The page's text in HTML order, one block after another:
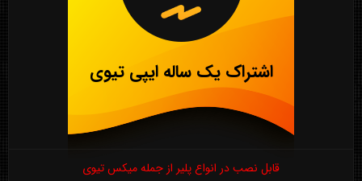
اشتراک یک ساله ایپی تیوی
قابل نصب در انواع پلیر از جمله میکس تیوی